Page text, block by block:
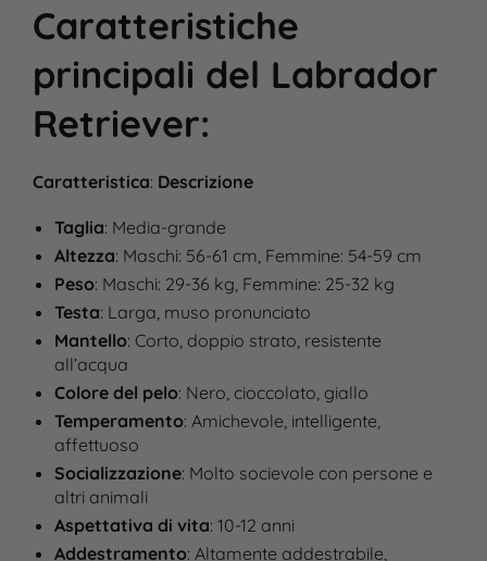
Caratteristiche
principali del Labrador
Retriever:
Caratteristica: Descrizione
Taglia: Media-grande
Altezza: Maschi: 56-61 cm, Femmine: 54-59 cm
Peso: Maschi: 29-36 kg, Femmine: 25-32 kg
Testa: Larga, muso pronunciato
Mantello: Corto, doppio strato, resistente
all’acqua
Colore del pelo: Nero, cioccolato, giallo
Temperamento: Amichevole, intelligente,
affettuoso
Socializzazione: Molto socievole con persone e
altri animali
Aspettativa di vita: 10-12 anni​
Addestramento: Altamente addestrabile,